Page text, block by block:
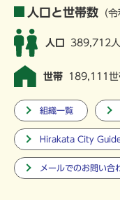
人口と世帯数 （
人口 389,712人
世帯 189,111世
組織一覧
Hirakata City
メールでのお問い合